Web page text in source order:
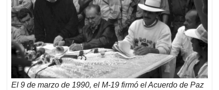
El 9 de marzo de 1990, el M-19 firmó el Acuerdo de Paz